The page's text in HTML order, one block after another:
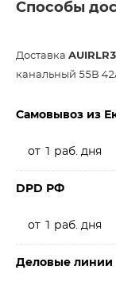
Способы
Доставка
канальный 55В
Самовывоз из
от 1 раб. дня
DPD РФ
от 1 раб. дня
Деловые линии